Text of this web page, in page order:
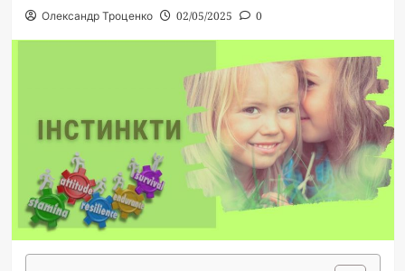
Олександр Троценко 02/05/2025 0